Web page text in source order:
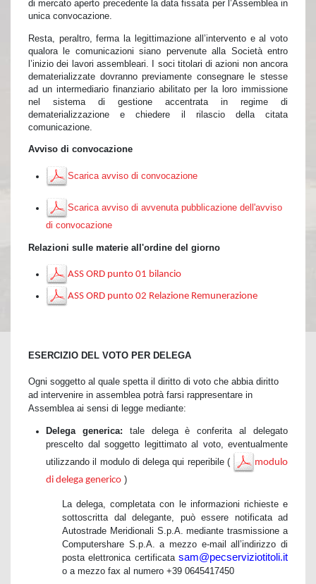
di mercato aperto precedente la data fissata per l’Assemblea in
unica convocazione.
Resta, peraltro, ferma la legittimazione all’intervento e al voto
qualora le comunicazioni siano pervenute alla Società entro
l’inizio dei lavori assembleari. I soci titolari di azioni non ancora
dematerializzate dovranno previamente consegnare le stesse
ad un intermediario finanziario abilitato per la loro immissione
nel sistema di gestione accentrata in regime di
dematerializzazione e chiedere il rilascio della citata
comunicazione.
Avviso di convocazione
Scarica avviso di convocazione
Scarica avviso di avvenuta pubblicazione dell'avviso
di convocazione
Relazioni sulle materie all'ordine del giorno
ASS ORD punto 01 bilancio
ASS ORD punto 02 Relazione Remunerazione
ESERCIZIO DEL VOTO PER DELEGA
Ogni soggetto al quale spetta il diritto di voto che abbia diritto
ad intervenire in assemblea potrà farsi rappresentare in
Assemblea ai sensi di legge mediante:
Delega generica: tale delega è conferita al delegato
prescelto dal soggetto legittimato al voto, eventualmente
utilizzando il modulo di delega qui reperibile (
modulo
di delega generico )
La delega, completata con le informazioni richieste e
sottoscritta dal delegante, può essere notificata ad
Autostrade Meridionali S.p.A. mediante trasmissione a
Computershare S.p.A. a mezzo e-mail all’indirizzo di
posta elettronica certificata sam@pecserviziotitoli.it
o a mezzo fax al numero +39 0645417450